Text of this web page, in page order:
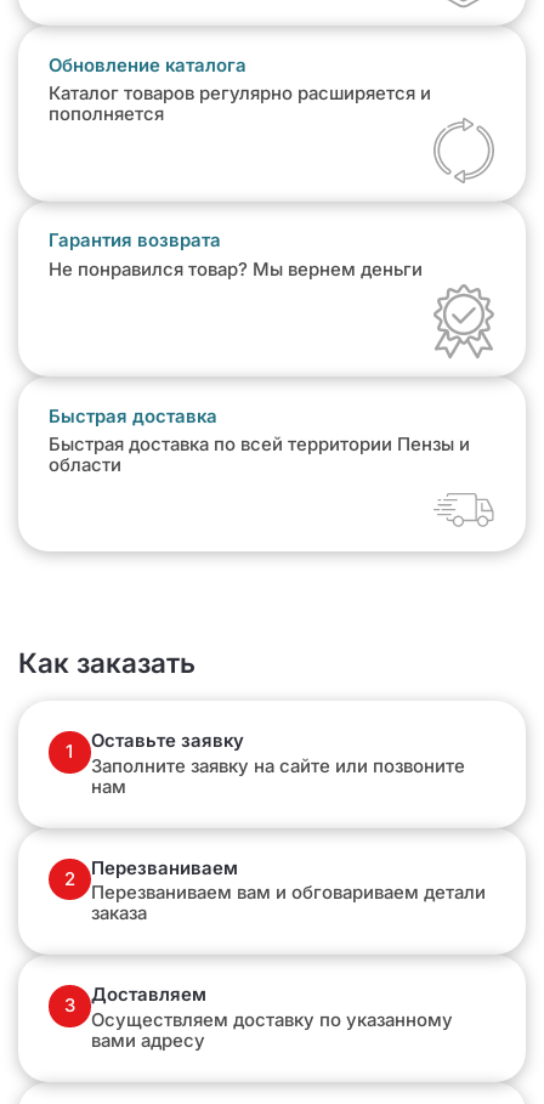
Обновление каталога
Каталог товаров регулярно расширяется и
пополняется
Гарантия возврата
Не понравился товар? Мы вернем деньги
Быстрая доставка
Быстрая доставка по всей территории Пензы и
области
Как заказать
1
Оставьте заявку
Заполните заявку на сайте или позвоните
нам
2
Перезваниваем
Перезваниваем вам и обговариваем детали
заказа
3
Доставляем
Осуществляем доставку по указанному
вами адресу